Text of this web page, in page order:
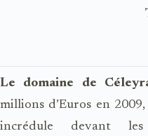
Le domaine de
millions d’Euros en
incrédule devant